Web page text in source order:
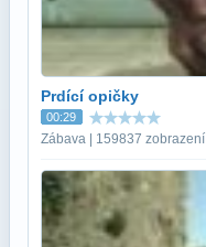
Prdící opičky
00:29
Zábava | 159837 zobrazení